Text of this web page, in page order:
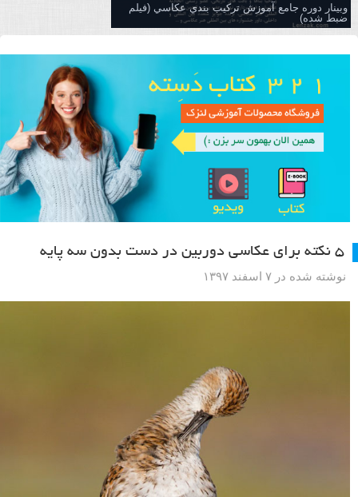
وبینار دوره جامع آموزش تركيب بندي عكاسي (فیلم
ضبط شده)
۵ نکته برای عکاسی دوربین در دست بدون سه پایه
نوشته شده در ۷ اسفند ۱۳۹۷